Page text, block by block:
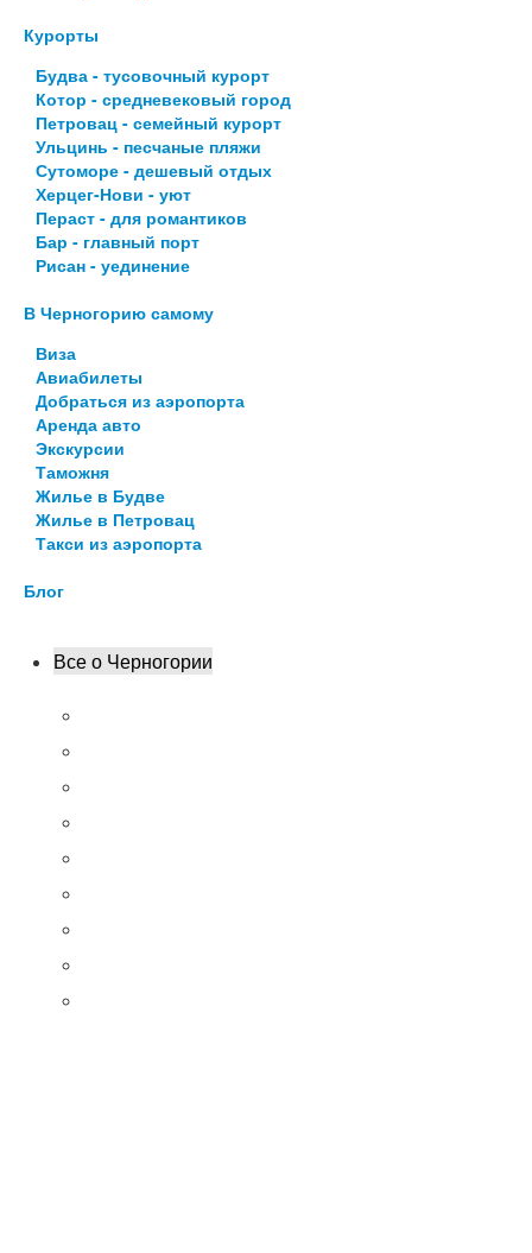
Курорты
Будва - тусовочный курорт
Котор - средневековый город
Петровац - семейный курорт
Ульцинь - песчаные пляжи
Сутоморе - дешевый отдых
Херцег-Нови - уют
Пераст - для романтиков
Бар - главный порт
Рисан - уединение
В Черногорию самому
Виза
Авиабилеты
Добраться из аэропорта
Аренда авто
Экскурсии
Таможня
Жилье в Будве
Жилье в Петровац
Такси из аэропорта
Блог
Все о Черногории